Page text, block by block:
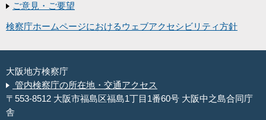
ご意見・ご要望
検察庁ホームページにおけるウェブアクセシビリティ方針
大阪地方検察庁
管内検察庁の所在地・交通アクセス
〒553-8512 大阪市福島区福島1丁目1番60号 大阪中之島合同庁
舎